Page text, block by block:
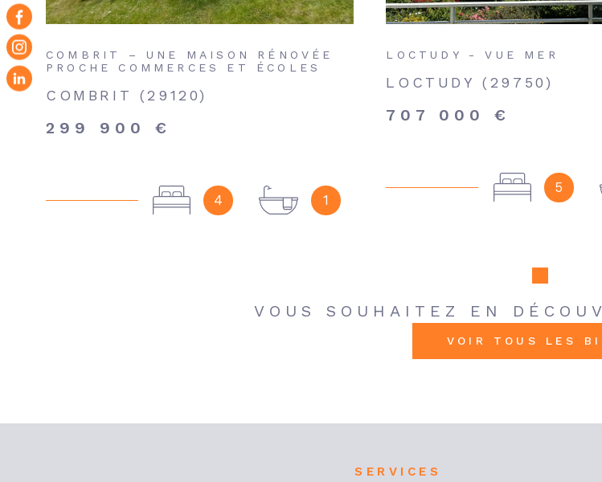
COMBRIT – UNE MAISON RÉNOVÉE
PROCHE COMMERCES ET ÉCOLES
COMBRIT (29120)
299 900 €
4 1
LOCTUDY - VUE MER
LOCTUDY (29750)
707 000 €
5
VOUS SOUHAITEZ EN
VOIR TOUS LES
SERVICES